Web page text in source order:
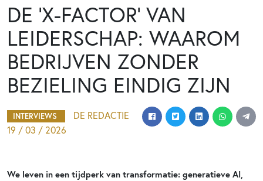
DE ‘X-FACTOR’ VAN
LEIDERSCHAP: WAAROM
BEDRIJVEN ZONDER
BEZIELING EINDIG ZIJN
INTERVIEWS
DE REDACTIE
19 / 03 / 2026
We leven in een tijdperk van transformatie: generatieve AI,